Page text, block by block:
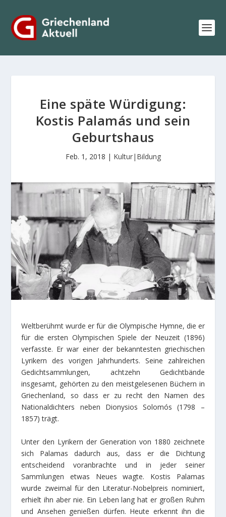
Eine späte Würdigung:
Kostis Palamás und sein
Geburtshaus
Feb. 1, 2018 | Kultur|Bildung
Weltberühmt wurde er für die Olympische Hymne, die er
für die ersten Olympischen Spiele der Neuzeit (1896)
verfasste. Er war einer der bekanntesten griechischen
Lyrikern des vorigen Jahrhunderts. Seine zahlreichen
Gedichtsammlungen, achtzehn Gedichtbände
insgesamt, gehörten zu den meistgelesenen Büchern in
Griechenland, so dass er zu recht den Namen des
Nationaldichters neben Dionysios Solomós (1798 –
1857) trägt.
Unter den Lyrikern der Generation von 1880 zeichnete
sich Palamas dadurch aus, dass er die Dichtung
entscheidend voranbrachte und in jeder seiner
Sammlungen etwas Neues wagte. Kostis Palamas
wurde zweimal für den Literatur-Nobelpreis nominiert,
erhielt ihn aber nie. Ein Leben lang hat er großen Ruhm
und Ansehen genießen dürfen. Heute erkennt ihn die